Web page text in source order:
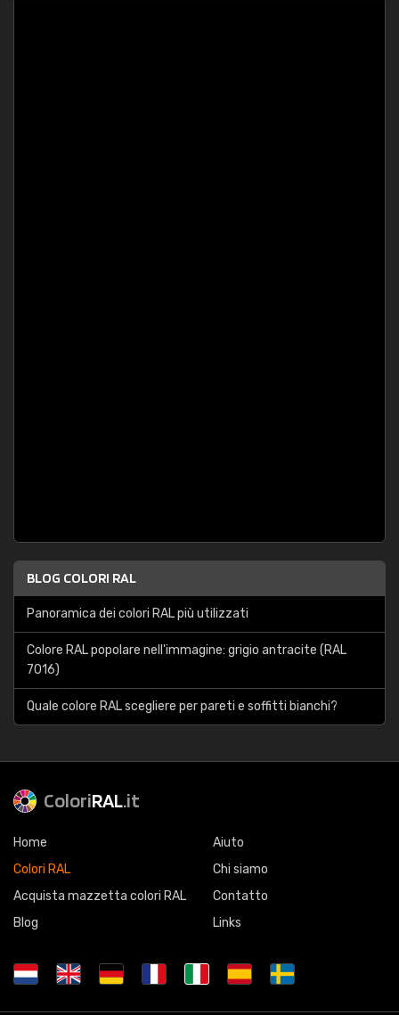
BLOG COLORI RAL
Panoramica dei colori RAL più utilizzati
Colore RAL popolare nell'immagine: grigio antracite (RAL
7016)
Quale colore RAL scegliere per pareti e soffitti bianchi?
ColoriRAL.it
Home
Colori RAL
Acquista mazzetta colori RAL
Blog
Aiuto
Chi siamo
Contatto
Links